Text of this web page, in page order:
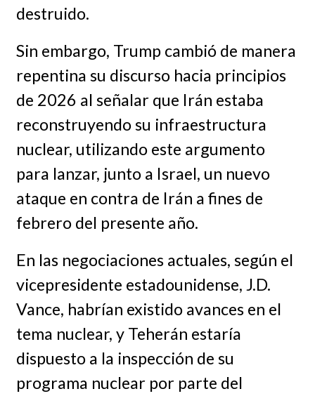
destruido.
Sin embargo, Trump cambió de manera
repentina su discurso hacia principios
de 2026 al señalar que Irán estaba
reconstruyendo su infraestructura
nuclear, utilizando este argumento
para lanzar, junto a Israel, un nuevo
ataque en contra de Irán a fines de
febrero del presente año.
En las negociaciones actuales, según el
vicepresidente estadounidense, J.D.
Vance, habrían existido avances en el
tema nuclear, y Teherán estaría
dispuesto a la inspección de su
programa nuclear por parte del